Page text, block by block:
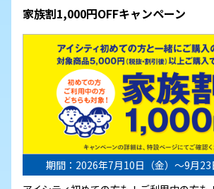
家族割1,000円OFFキャンペーン
期間：2026年7月10日（金）～9月23